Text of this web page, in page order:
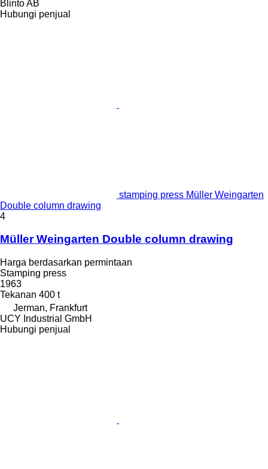
Blinto AB
Hubungi penjual
stamping press Müller Weingarten
Double column drawing
4
Müller Weingarten Double column drawing
Harga berdasarkan permintaan
Stamping press
1963
Tekanan 400 t
Jerman, Frankfurt
UCY Industrial GmbH
Hubungi penjual